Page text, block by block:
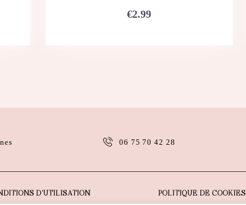
€2.99
06 75 70 42 28
D’UTILISATION POLITIQUE DE COOKIES